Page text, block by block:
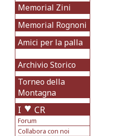
Memorial Zini
Memorial Rognoni
Amici per la palla
Archivio Storico
Torneo della
Montagna
I CR
Forum
Collabora con noi